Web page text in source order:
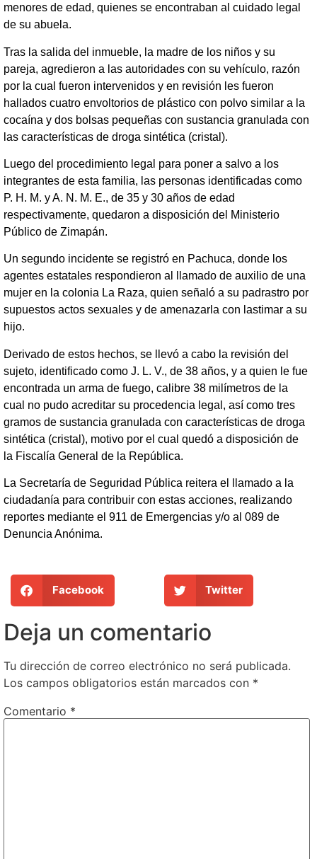
menores de edad, quienes se encontraban al cuidado legal
de su abuela.
Tras la salida del inmueble, la madre de los niños y su
pareja, agredieron a las autoridades con su vehículo, razón
por la cual fueron intervenidos y en revisión les fueron
hallados cuatro envoltorios de plástico con polvo similar a la
cocaína y dos bolsas pequeñas con sustancia granulada con
las características de droga sintética (cristal).
Luego del procedimiento legal para poner a salvo a los
integrantes de esta familia, las personas identificadas como
P. H. M. y A. N. M. E., de 35 y 30 años de edad
respectivamente, quedaron a disposición del Ministerio
Público de Zimapán.
Un segundo incidente se registró en Pachuca, donde los
agentes estatales respondieron al llamado de auxilio de una
mujer en la colonia La Raza, quien señaló a su padrastro por
supuestos actos sexuales y de amenazarla con lastimar a su
hijo.
Derivado de estos hechos, se llevó a cabo la revisión del
sujeto, identificado como J. L. V., de 38 años, y a quien le fue
encontrada un arma de fuego, calibre 38 milímetros de la
cual no pudo acreditar su procedencia legal, así como tres
gramos de sustancia granulada con características de droga
sintética (cristal), motivo por el cual quedó a disposición de
la Fiscalía General de la República.
La Secretaría de Seguridad Pública reitera el llamado a la
ciudadanía para contribuir con estas acciones, realizando
reportes mediante el 911 de Emergencias y/o al 089 de
Denuncia Anónima.
Facebook Twitter
Deja un comentario
Tu dirección de correo electrónico no será publicada.
Los campos obligatorios están marcados con *
Comentario *